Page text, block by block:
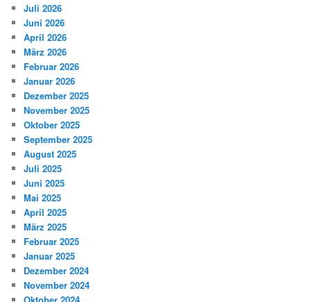
Juli 2026
Juni 2026
April 2026
März 2026
Februar 2026
Januar 2026
Dezember 2025
November 2025
Oktober 2025
September 2025
August 2025
Juli 2025
Juni 2025
Mai 2025
April 2025
März 2025
Februar 2025
Januar 2025
Dezember 2024
November 2024